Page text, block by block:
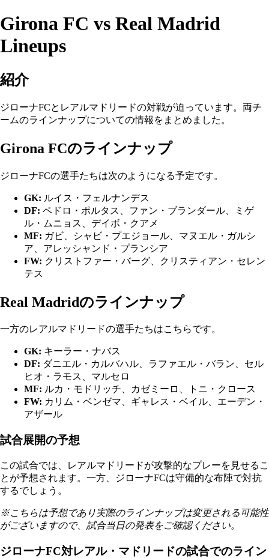
Girona FC vs Real Madrid
Lineups
紹介
ジローナFCとレアルマドリードの対戦が迫っています。両チ
ームのラインナップについての情報をまとめました。
Girona FCのラインナップ
ジローナFCの選手たちは次のようになる予定です。
GK: ルイス・フェルナンデス
DF: ペドロ・ポルタス、ファン・ブランダール、ミゲ
ル・ムニョス、デイボ・クアメ
MF: ガビ、シャビ・プエジョール、マヌエル・ガルシ
ア、アレッシャンド・プランシア
FW: クリストファー・バーグ、クリスティアン・セレン
テス
Real Madridのラインナップ
一方のレアルマドリードの選手たちはこちらです。
GK: キーラー・ナバス
DF: ダニエル・カルバハル、ラファエル・バラン、セル
ヒオ・ラモス、マルセロ
MF: ルカ・モドリッチ、カゼミーロ、トニ・クロース
FW: カリム・ベンゼマ、ギャレス・ベイル、エーデン・
アザール
試合展開の予想
この試合では、レアルマドリードが攻撃的なプレーを見せるこ
とが予想されます。一方、ジローナFCは守備的な布陣で対抗
するでしょう。
※こちらは予想であり実際のラインナップは変更される可能性
がございますので、試合当日の発表をご確認ください。
ジローナFC対レアル・マドリードの試合でのライン